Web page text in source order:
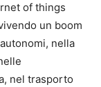
of things
un boom
nella
nel trasporto